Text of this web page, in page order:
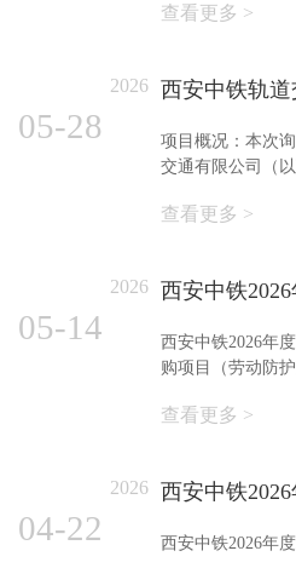
查看更多 >
2026
05-28
项目概况：本次
交通有限公司（
查看更多 >
2026
05-14
西安中铁2026年
购项目（劳动防
查看更多 >
2026
04-22 西安中铁2026年